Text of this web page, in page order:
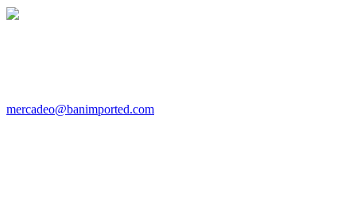
mercadeo@banimported.com